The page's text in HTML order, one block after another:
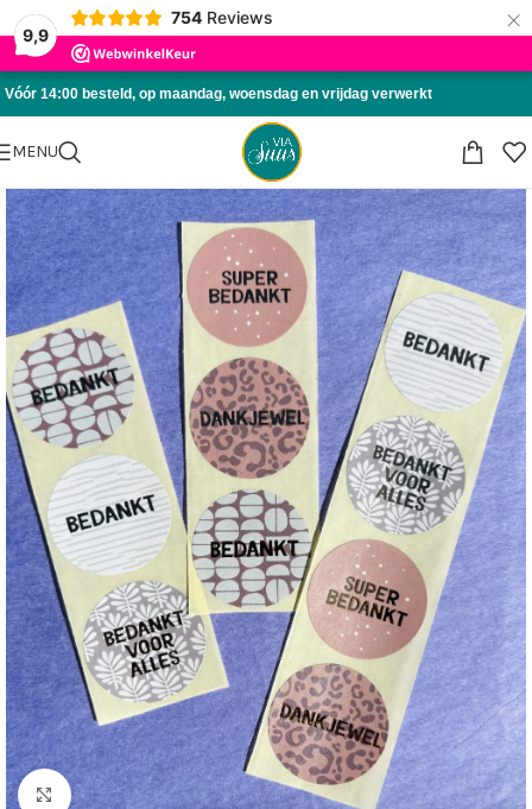
9,9
754 Reviews ×
Skip to navigation
Skip to main content
Vóór 14:00 besteld, op maandag, woensdag en vrijdag verwerkt
MENU
Click to enlarge